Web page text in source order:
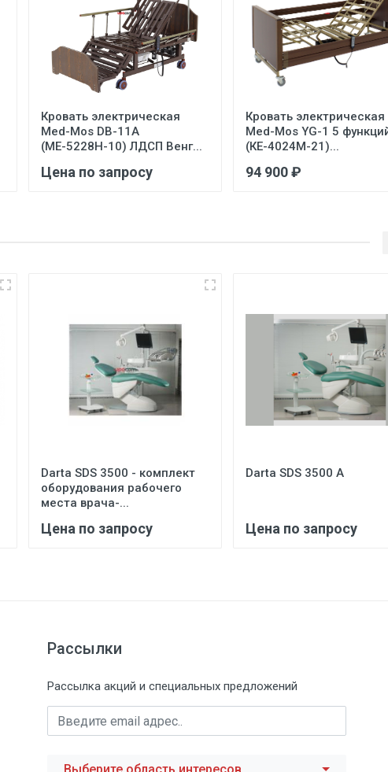
Отправить
Кровать электрическая
Med-Mos DB-11А
(МЕ-5228Н-10) ЛДСП Венг...
Цена по запросу
Кровать электрическая
Med-Mos YG-1 5
(КЕ-4024М-21)...
94 900 ₽
Darta SDS 3500 - комплект
оборудования рабочего
места врача-...
Цена по запросу
Darta SDS 3500 A
Цена по запросу
Рассылки
Рассылка акций и специальных предложений